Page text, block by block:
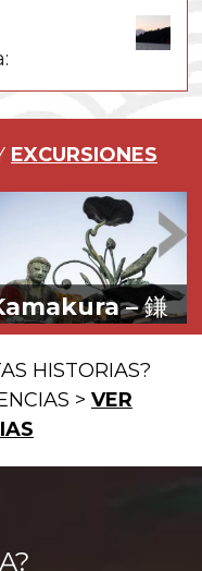
EXCURSIONES
–鎌
y
cerca
mar
HISTORIAS?
> VER